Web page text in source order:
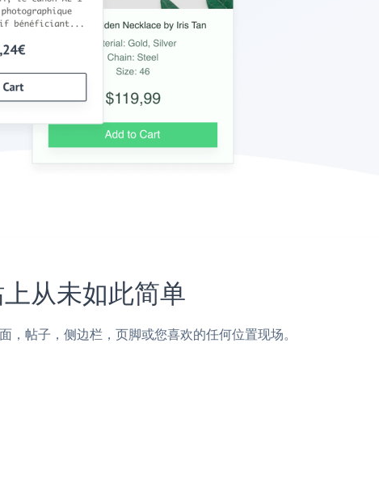
从未如此简单
帖子，侧边栏，页脚或您喜欢的任何位置现场。